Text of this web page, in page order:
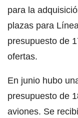
para la
plazas para
presupuesto de
ofertas.
En junio hubo
presupuesto de
aviones. Se